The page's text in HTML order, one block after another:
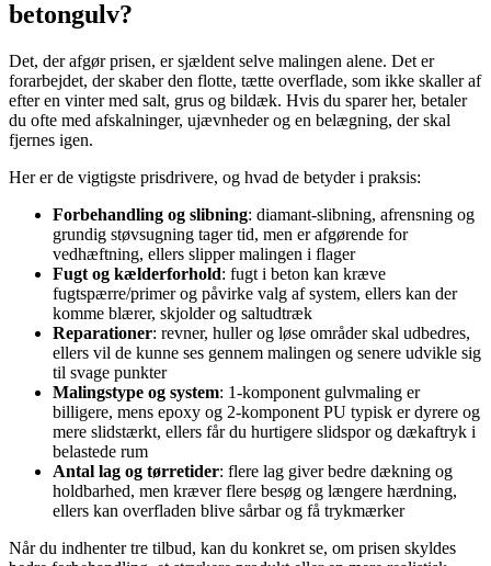
betongulv?
Det, der afgør prisen, er sjældent selve malingen alene. Det er
forarbejdet, der skaber den flotte, tætte overflade, som ikke skaller af
efter en vinter med salt, grus og bildæk. Hvis du sparer her, betaler
du ofte med afskalninger, ujævnheder og en belægning, der skal
fjernes igen.
Her er de vigtigste prisdrivere, og hvad de betyder i praksis:
Forbehandling og slibning: diamant-slibning, afrensning og
grundig støvsugning tager tid, men er afgørende for
vedhæftning, ellers slipper malingen i flager
Fugt og kælderforhold: fugt i beton kan kræve
fugtspærre/primer og påvirke valg af system, ellers kan der
komme blærer, skjolder og saltudtræk
Reparationer: revner, huller og løse områder skal udbedres,
ellers vil de kunne ses gennem malingen og senere udvikle sig
til svage punkter
Malingstype og system: 1-komponent gulvmaling er
billigere, mens epoxy og 2-komponent PU typisk er dyrere og
mere slidstærkt, ellers får du hurtigere slidspor og dækaftryk i
belastede rum
Antal lag og tørretider: flere lag giver bedre dækning og
holdbarhed, men kræver flere besøg og længere hærdning,
ellers kan overfladen blive sårbar og få trykmærker
Når du indhenter tre tilbud, kan du konkret se, om prisen skyldes